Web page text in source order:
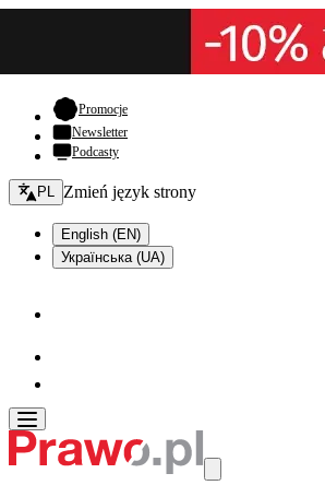
Promocje- otwiera się w nowej karcie
Newsletter
Podcasty
Zmień język - bieżący:
PL Zmień język strony
English (EN)
Українська (UA)